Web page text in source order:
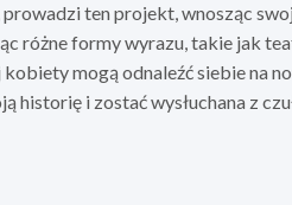
ten projekt, wnosząc
różne formy wyrazu, takie jak
mogą odnaleźć siebie na
historię i zostać wysłuchana z